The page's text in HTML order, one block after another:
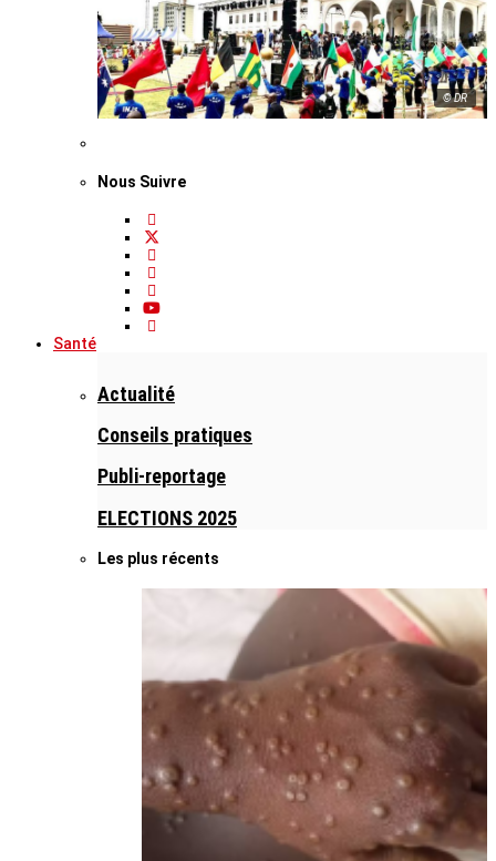
© DR
Nous Suivre
Santé
Actualité
Conseils pratiques
Publi-reportage
ELECTIONS 2025
Les plus récents